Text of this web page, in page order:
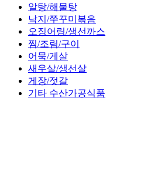
알탕/해물탕
낙지/쭈꾸미볶음
오징어링/생선까스
찜/조림/구이
어묵/게살
새우살/생선살
게장/젓갈
기타 수산가공식품